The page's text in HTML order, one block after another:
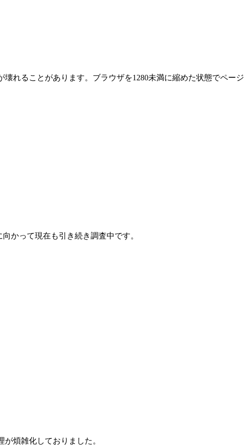
れることがあります。ブラウザを1280未満に縮めた状態でページ
かって現在も引き続き調査中です。
煩雑化しておりました。